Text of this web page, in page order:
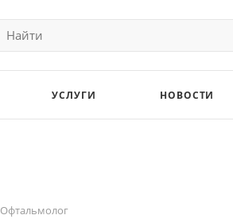
УСЛУГИ НОВОСТИ
Офтальмолог